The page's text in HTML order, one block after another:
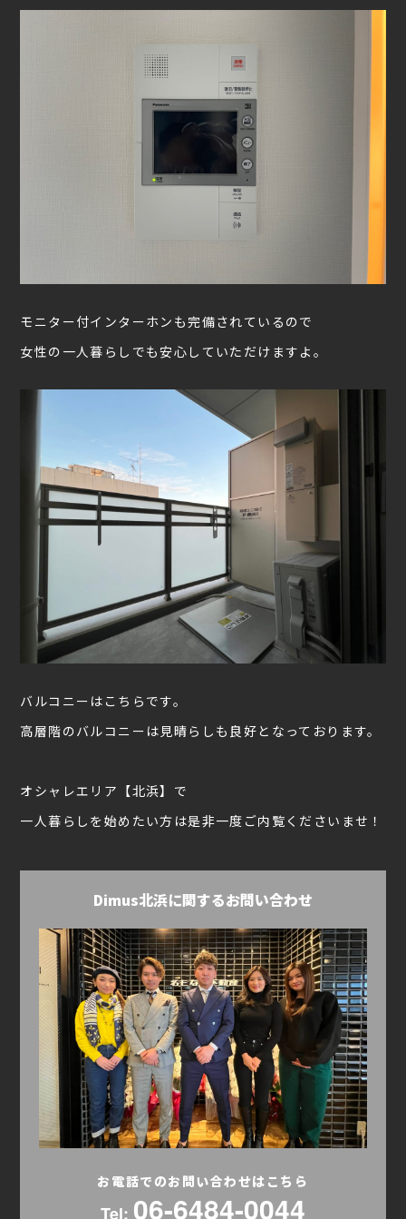
モニター付インターホンも完備されているので
女性の一人暮らしでも安心していただけますよ。
バルコニーはこちらです。
高層階のバルコニーは見晴らしも良好となっております。
オシャレエリア【北浜】で
一人暮らしを始めたい方は是非一度ご内覧くださいませ！
Dimus北浜に関するお問い合わせ
お電話でのお問い合わせはこちら
Tel: 06-6484-0044